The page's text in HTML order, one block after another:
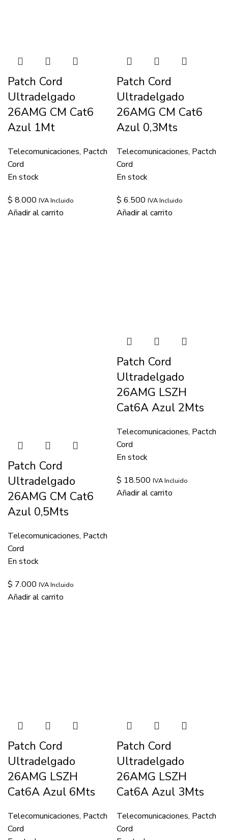
Patch Cord
Ultradelgado
26AMG CM Cat6
Azul 1Mt
Telecomunicaciones, Pactch
Cord
En stock
$ 8.000 IVA Incluido
Añadir al carrito
Patch Cord
Ultradelgado
26AMG CM Cat6
Azul 0,3Mts
Telecomunicaciones, Pactch
Cord
En stock
$ 6.500 IVA Incluido
Añadir al carrito
Patch Cord
Ultradelgado
26AMG CM Cat6
Azul 0,5Mts
Telecomunicaciones, Pactch
Cord
En stock
$ 7.000 IVA Incluido
Añadir al carrito
Patch Cord
Ultradelgado
26AMG LSZH
Cat6A Azul 2Mts
Telecomunicaciones, Pactch
Cord
En stock
$ 18.500 IVA Incluido
Añadir al carrito
Patch Cord
Ultradelgado
26AMG LSZH
Cat6A Azul 6Mts
Telecomunicaciones, Pactch
Cord
Patch Cord
Ultradelgado
26AMG LSZH
Cat6A Azul 3Mts
Telecomunicaciones, Pactch
Cord